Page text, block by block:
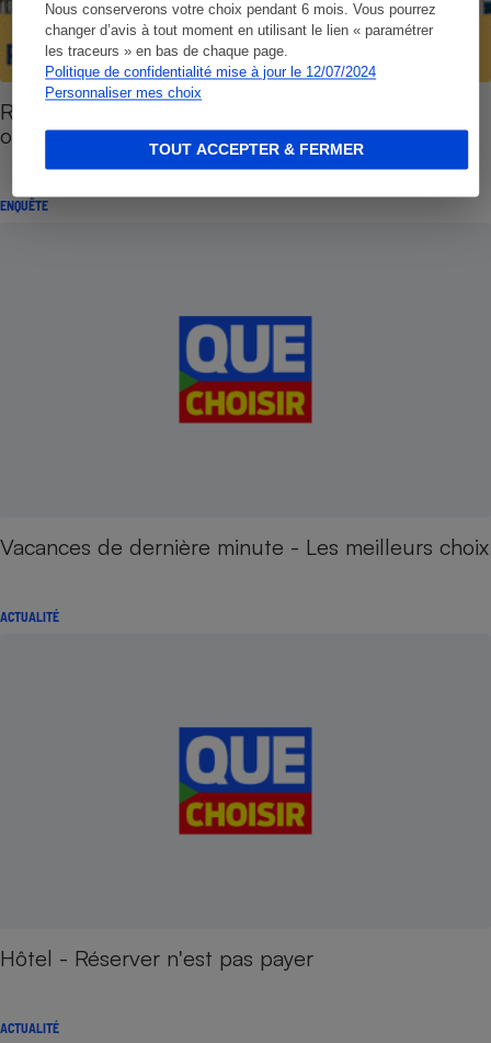
Nous conserverons votre choix pendant 6 mois. Vous pourrez
changer d’avis à tout moment en utilisant le lien « paramétrer
les traceurs » en bas de chaque page.
Politique de confidentialité mise à jour le 12/07/2024
Personnaliser mes choix
TOUT ACCEPTER & FERMER
Réservation sur Internet - Les hôteliers pris en
otage
ENQUÊTE
Vacances de dernière minute - Les meilleurs choix
ACTUALITÉ
Hôtel - Réserver n'est pas payer
ACTUALITÉ